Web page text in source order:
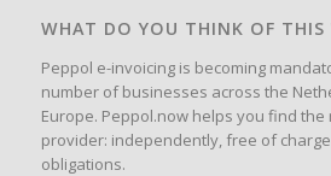
WHAT DO YOU THINK OF THIS
Peppol e-invoicing is becoming
number of businesses across the
Europe. Peppol.now helps you find the
provider: independently, free of
obligations.